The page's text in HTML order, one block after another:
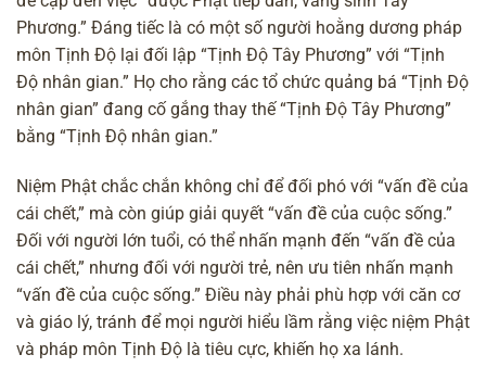
Phương.” Đáng tiếc là có một số người hoằng dương pháp
môn Tịnh Độ lại đối lập “Tịnh Độ Tây Phương” với “Tịnh
Độ nhân gian.” Họ cho rằng các tổ chức quảng bá “Tịnh Độ
nhân gian” đang cố gắng thay thế “Tịnh Độ Tây Phương”
bằng “Tịnh Độ nhân gian.”
Niệm Phật chắc chắn không chỉ để đối phó với “vấn đề của
cái chết,” mà còn giúp giải quyết “vấn đề của cuộc sống.”
Đối với người lớn tuổi, có thể nhấn mạnh đến “vấn đề của
cái chết,” nhưng đối với người trẻ, nên ưu tiên nhấn mạnh
“vấn đề của cuộc sống.” Điều này phải phù hợp với căn cơ
và giáo lý, tránh để mọi người hiểu lầm rằng việc niệm Phật
và pháp môn Tịnh Độ là tiêu cực, khiến họ xa lánh.